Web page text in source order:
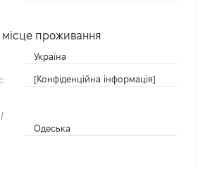
проживання
Україна
[Конфіденційна інформація]
Одеська